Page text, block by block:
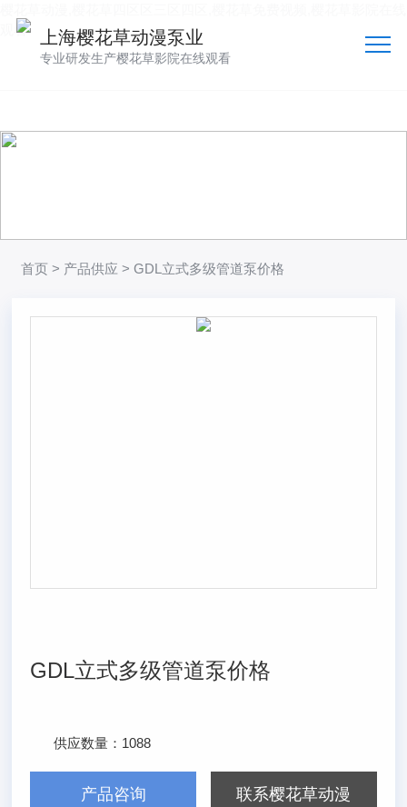
观看
上海樱花草动漫泵业
专业研发生产樱花草影院在线观看
首页 > 产品供应 > GDL立式多级管道泵价格
GDL立式多级管道泵价格
供应数量： 1088
产品咨询 联系樱花草动漫